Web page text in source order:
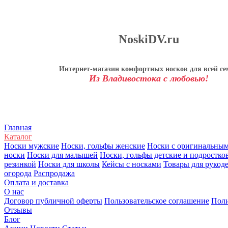
NoskiDV.ru
Интернет-магазин комфортных носков для всей
Из Владивостока с любовью!
Главная
Каталог
Носки мужские Носки, гольфы женские Носки с
носки Носки для малышей Носки, гольфы детские и
резинкой Носки для школы Кейсы с носками Товары для
огорода Распродажа
Оплата и доставка
О нас
Договор публичной оферты Пользовательское соглашение
Отзывы
Блог